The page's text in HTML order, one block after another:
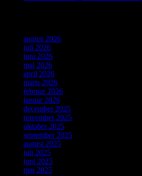
august 2026
juli 2026
juni 2026
maj 2026
april 2026
marts 2026
februar 2026
januar 2026
december 2025
november 2025
oktober 2025
september 2025
august 2025
juli 2025
juni 2025
maj 2025